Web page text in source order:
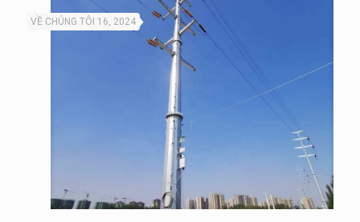
VỀ CHÚNG TÔI 16, 2024